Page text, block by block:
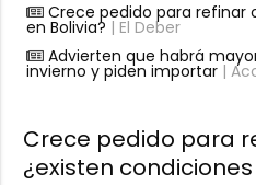
Crece pedido para refinar
en Bolivia? | El Deber
Advierten que habrá
invierno y piden importar|
Crece pedido para
¿existen